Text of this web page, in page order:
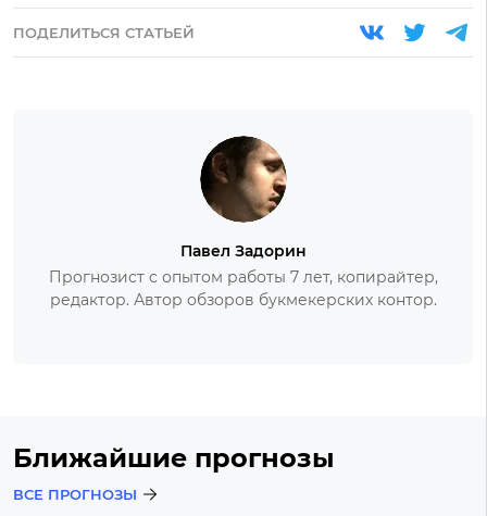
ПОДЕЛИТЬСЯ СТАТЬЕЙ
Павел Задорин
Прогнозист с опытом работы 7 лет, копирайтер,
редактор. Автор обзоров букмекерских контор.
Ближайшие прогнозы
ВСЕ ПРОГНОЗЫ